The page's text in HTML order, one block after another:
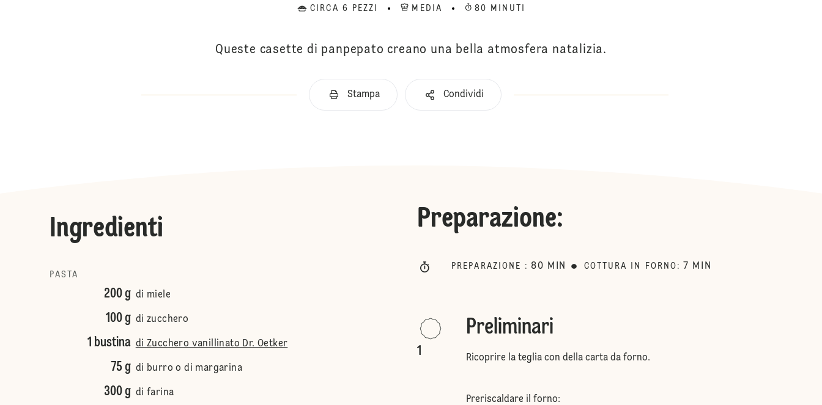
CIRCA 6 PEZZI MEDIA 80 MINUTI
Queste casette di panpepato creano una bella atmosfera natalizia.
Stampa Condividi
Ingredienti
PASTA
200 g di miele
100 g di zucchero
1 bustina di Zucchero vanillinato Dr. Oetker
75 g di burro o di margarina
300 g di farina
Preparazione:
PREPARAZIONE : 80 MIN COTTURA IN FORNO : 7 MIN
1
Preliminari
Ricoprire la teglia con della carta da forno.
Preriscaldare il forno: